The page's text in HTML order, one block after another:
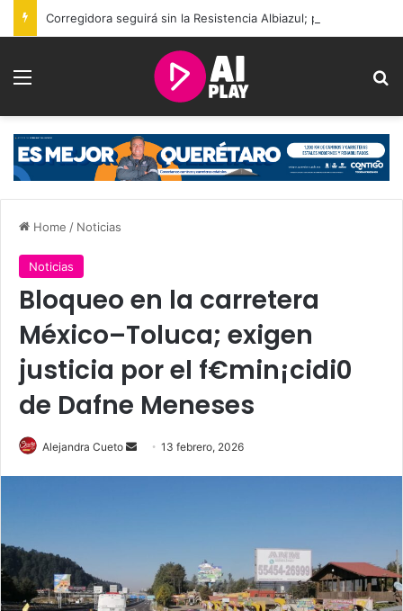
Menu
Home / Noticias
Noticias
Bloqueo en la carretera
México–Toluca; exigen
justicia por el f€min¡cidi0
de Dafne Meneses
Alejandra Cueto
Send13 febrero, 2026